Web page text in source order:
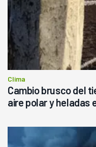
Clima
Cambio brusco del
aire polar y heladas